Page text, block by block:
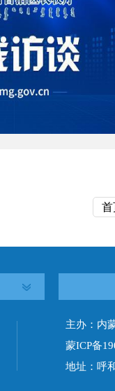
首
主办：内
蒙ICP备
地址：呼